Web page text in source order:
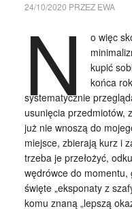
24/10/2020 PRZEZ EWA
N
o więc
kupić
końca
systematycznie
usunięcia przedmiotów,
już nie wnoszą do
miejsce, zbierają kurz i
trzeba je przełożyć,
wędrówce do
święte „eksponaty z
komu znaną „lepszą